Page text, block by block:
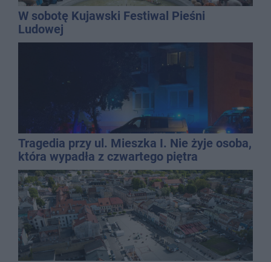
W sobotę Kujawski Festiwal Pieśni
Ludowej
Tragedia przy ul. Mieszka I. Nie żyje osoba,
która wypadła z czwartego piętra